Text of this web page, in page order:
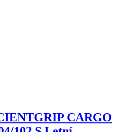
CARGO